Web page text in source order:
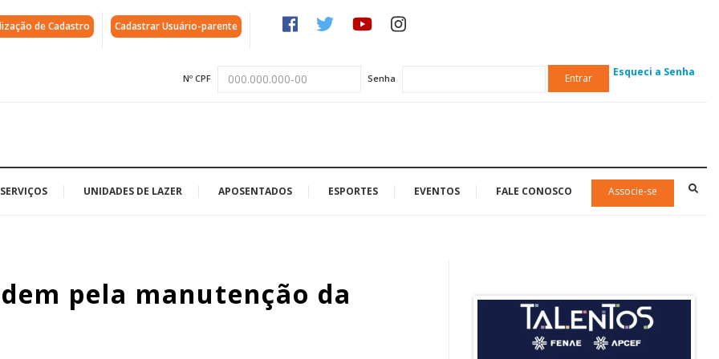
de Cadastro Cadastrar Usuário-parente
Nº CPF Senha Entrar Esqueci a Senha
SERVIÇOS UNIDADES DE LAZER APOSENTADOS ESPORTES EVENTOS FALE CONOSCO Associe-se
pela manutenção da